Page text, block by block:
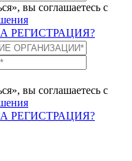
вы соглашаетесь с
РЕГИСТРАЦИЯ?
вы соглашаетесь с
РЕГИСТРАЦИЯ?